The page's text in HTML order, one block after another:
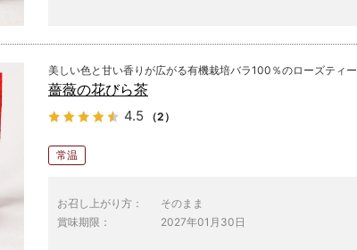
美しい色と甘い香りが広がる有機栽培バラ100％のローズティー
薔薇の花びら茶
4.5 （2）
常温
お召し上がり方：
そのまま
賞味期限：
2027年01月30日